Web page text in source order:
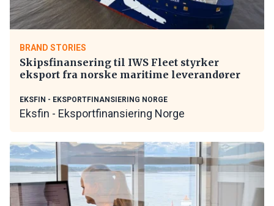
BRAND STORIES
Skipsfinansering til IWS Fleet styrker
eksport fra norske maritime leverandører
EKSFIN - EKSPORTFINANSIERING NORGE
Eksfin - Eksportfinansiering Norge